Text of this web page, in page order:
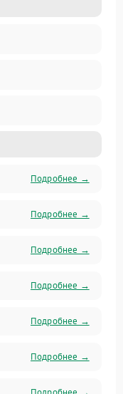
и другие
Подробнее →
Подробнее →
Подробнее →
Подробнее →
Подробнее →
Подробнее →